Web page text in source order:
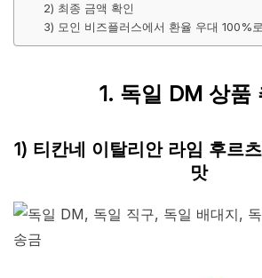
2) 최종 금액 확인
3) 모인 비즈플러스에서 환율 우대 100%
1. 독일 DM 상품
1) 티칸네 이탈리안 라임 후르
맛